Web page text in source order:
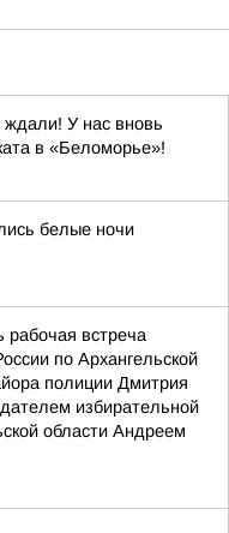
ждали! У нас вновь
в «Беломорье»!
белые ночи
рабочая встреча
по Архангельской
полиции Дмитрия
избирательной
области Андреем